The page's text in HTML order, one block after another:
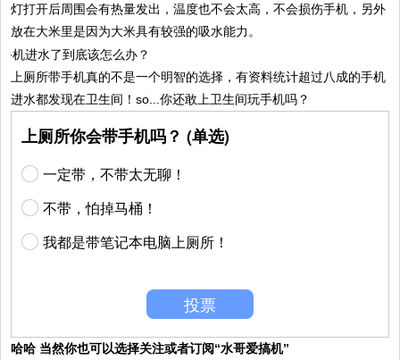
灯打开后周围会有热量发出，温度也不会太高，不会损伤手机，另外
放在大米里是因为大米具有较强的吸水能力。
上厕所带手机真的不是一个明智的选择，有资料统计超过八成的手机
进水都发现在卫生间！so...你还敢上卫生间玩手机吗？
上厕所你会带手机吗？ (单选)
一定带，不带太无聊！
不带，怕掉马桶！
我都是带笔记本电脑上厕所！
投票
哈哈 当然你也可以选择关注或者订阅“水哥爱搞机”